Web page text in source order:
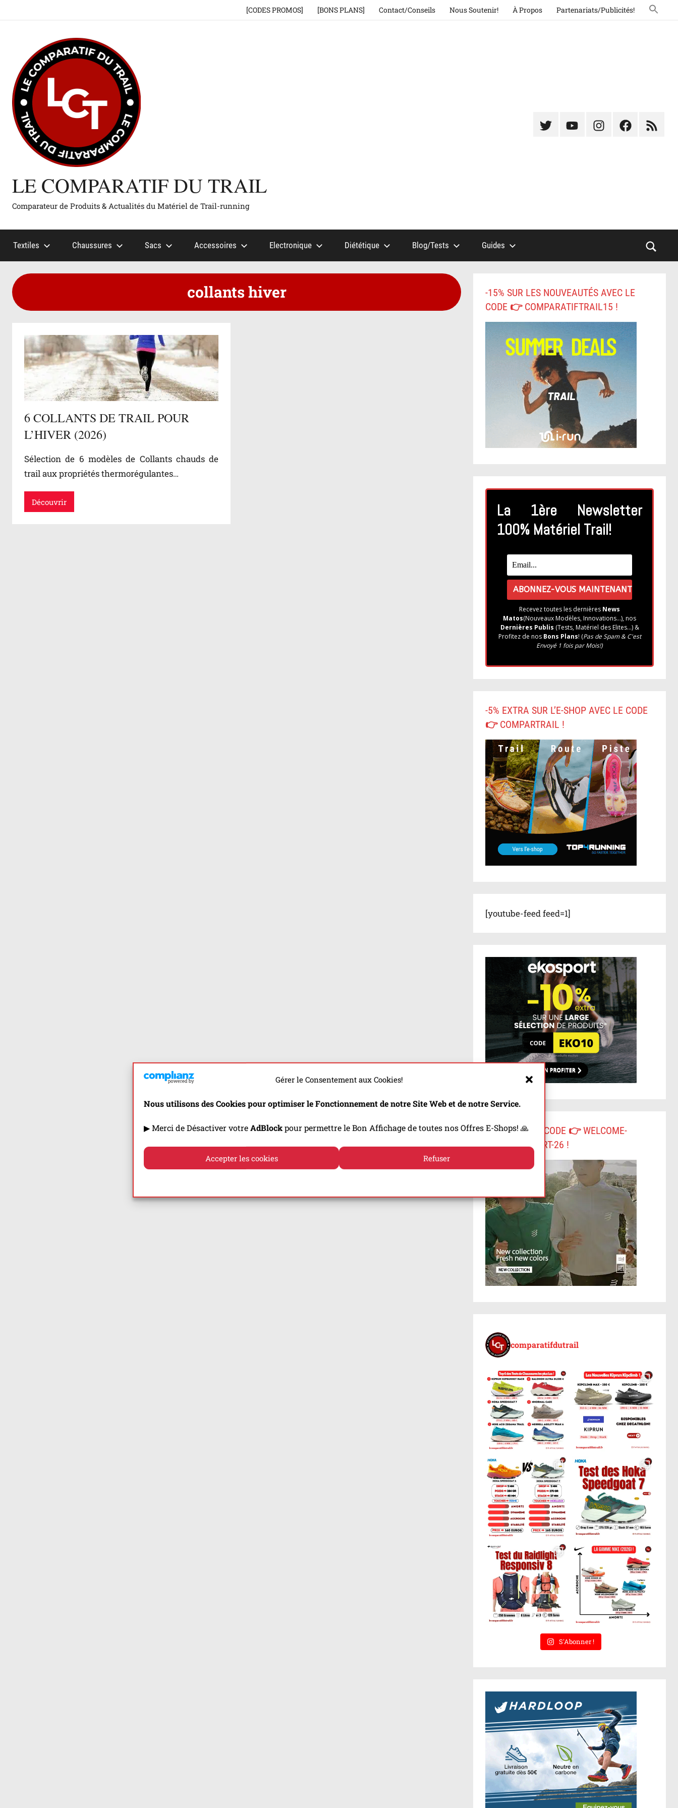
Gérer le Consentement aux Cookies!
Nous utilisons des Cookies pour optimiser le Fonctionnement de notre Site Web et de notre Service.
▶ Merci de Désactiver votreAdBlockpour permettre le Bon Affichage de toutes nos Offres E-Shops! 🙏
Accepter les cookies Refuser
[CODES PROMOS] [BONS PLANS] Contact/Conseils Nous Soutenir! À Propos Partenariats/Publicités!
LE COMPARATIF DU TRAIL
Comparateur de Produits & Actualités du Matériel de Trail-running
ÉlémentÉlémentÉlémentÉlément
Textiles Chaussures Sacs Accessoires Electronique Diététique Blog/Tests Guides
collants hiver
6 COLLANTS DE TRAIL POUR
L’HIVER (2026)
Sélection de 6 modèles de Collants chauds de
trail aux propriétés thermorégulantes…
Découvrir
-15% SUR LES NOUVEAUTÉS AVEC LE
CODE 👉 COMPARATIFTRAIL15 !
La 1ère Newsletter
100% Matériel Trail!
Recevez toutes les dernières News
Matos(Nouveaux Modèles, Innovations...), nos
Dernières Publis (Tests, Matériel des Elites...) &
Profitez de nosBons Plans! (Pas de Spam & C'est
Envoyé 1 fois par Mois!)
-5% EXTRA SUR L’E-SHOP AVEC LE CODE
👉 COMPARTRAIL !
[youtube-feed feed=1]
-10% AVEC LE CODE 👉 WELCOME-
COMPRESSPORT-26 !
comparatifdutrail
S'Abonner !